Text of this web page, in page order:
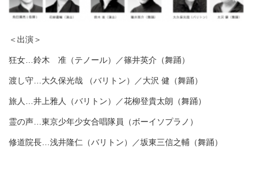
＜出演＞
狂女…鈴木 准（テノール）／篠井英介（舞踊）
渡し守…大久保光哉 （バリトン）／大沢 健（舞踊）
旅人…井上雅人（バリトン）／花柳登貴太朗（舞踊）
霊の声…東京少年少女合唱隊員（ボーイソプラノ）
修道院長…浅井隆仁（バリトン）／坂東三信之輔（舞踊）